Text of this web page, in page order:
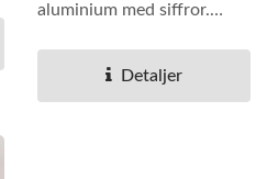
aluminium med siffror.
Detaljer